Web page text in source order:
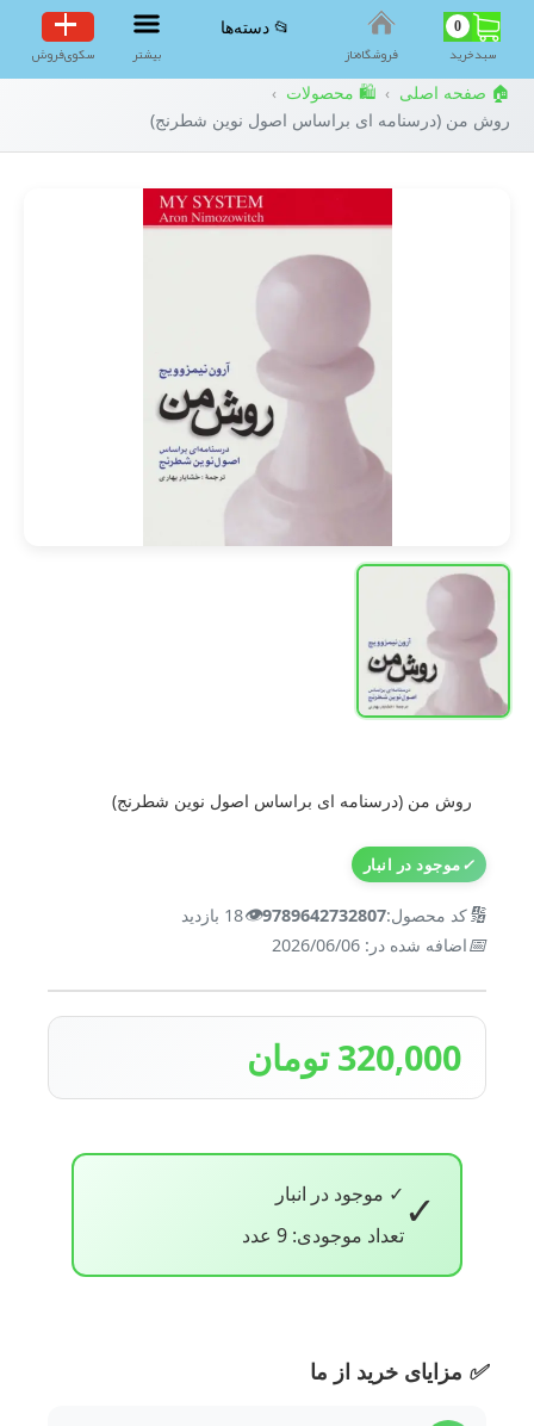
0
سبد‌خرید فروشگاه‌ناز
📂 دسته‌ها
بیشتر سکوی‌فروش
🏠 صفحه اصلی › 🛍️ محصولات ›
روش من (درسنامه ای براساس اصول نوین شطرنج)
روش من (درسنامه ای براساس اصول نوین شطرنج)
✓موجود در انبار
🔢کد محصول:9789642732807
👁️18 بازدید
📅اضافه شده در: 2026/06/06
320,000 تومان
✓ ✓ موجود در انبار
تعداد موجودی: 9 عدد
✅ مزایای خرید از ما